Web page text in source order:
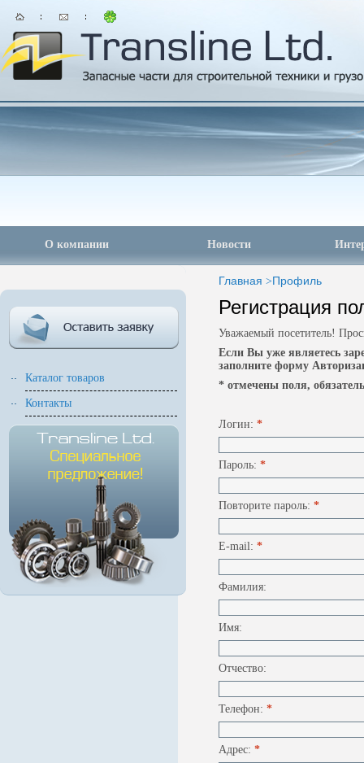
О компании Новости
Каталог товаров
Контакты
Главная > Профиль
Регистрация
Уважаемый посетитель!
Если Вы уже являетесь
заполните форму
* отмечены поля,
Логин: *
Пароль: *
Повторите пароль: *
E-mail: *
Фамилия:
Имя:
Отчество:
Телефон: *
Адрес: *